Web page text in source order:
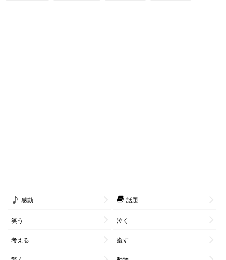
感動 話題
笑う 泣く
考える 癒す